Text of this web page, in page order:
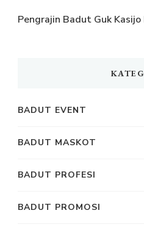
Pengrajin Badut Guk Kasijo
BADUT EVENT
BADUT MASKOT
BADUT PROFESI
BADUT PROMOSI